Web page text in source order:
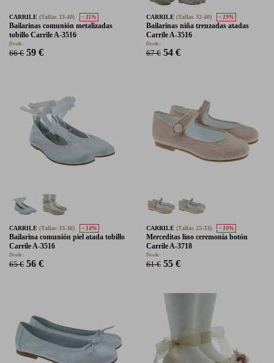
CARRILE (Tallas 33-40) - 11%
Bailarinas comunión metalizadas
tobillo Carrile A-3516
Desde:
66 € 59 €
CARRILE (Tallas 32-40) - 19%
Bailarinas niña trenzadas atadas
Carrile A-3516
Desde:
67 € 54 €
CARRILE (Tallas 33-38) - 14%
Bailarina comunión piel atada tobillo
Carrile A-3516
Desde:
65 € 56 €
CARRILE (Tallas 25-33) - 10%
Merceditas lino ceremonia botón
Carrile A-3718
Desde:
61 € 55 €